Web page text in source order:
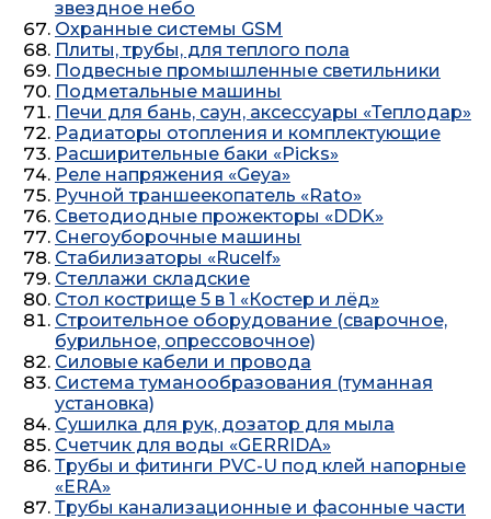
звездное небо
Охранные системы GSM
Плиты, трубы, для теплого пола
Подвесные промышленные светильники
Подметальные машины
Печи для бань, саун, аксессуары «Теплодар»
Радиаторы отопления и комплектующие
Расширительные баки «Picks»
Реле напряжения «Geya»
Ручной траншеекопатель «Rato»
Светодиодные прожекторы «DDK»
Снегоуборочные машины
Стабилизаторы «Rucelf»
Стеллажи складские
Стол кострище 5 в 1 «Костер и лёд»
Строительное оборудование (сварочное,
бурильное, опрессовочное)
Силовые кабели и провода
Система туманообразования (туманная
установка)
Сушилка для рук, дозатор для мыла
Счетчик для воды «GERRIDA»
Трубы и фитинги PVC-U под клей напорные
«ERA»
Трубы канализационные и фасонные части